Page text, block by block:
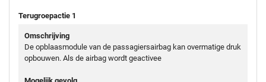
Terugroepactie 1
Omschrijving
De opblaasmodule van de passagiersairbag kan overmatige druk
opbouwen. Als de airbag wordt geactivee